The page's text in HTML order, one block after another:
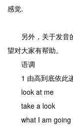
感觉.
另外，关于发音
望对大家有帮助。
语调
1 由高到底依此递
look at me
take a look
what I am going